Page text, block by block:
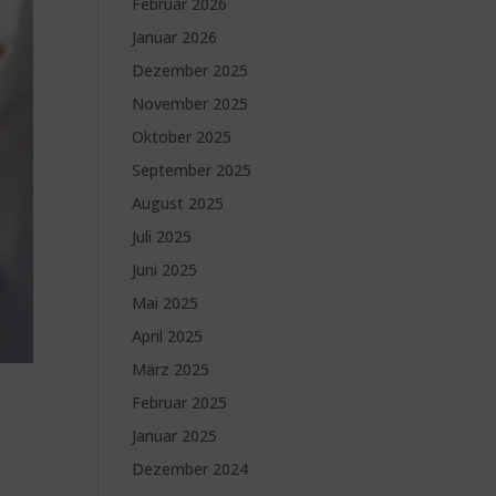
Januar 2026
Dezember 2025
November 2025
Oktober 2025
September 2025
August 2025
Juli 2025
Juni 2025
Mai 2025
April 2025
März 2025
Februar 2025
Januar 2025
Dezember 2024